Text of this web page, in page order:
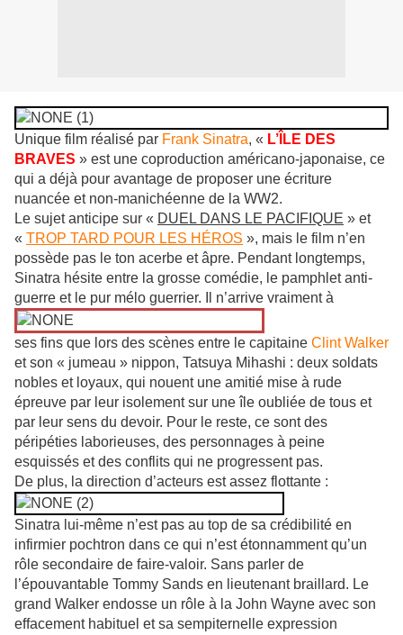
Unique film réalisé par Frank Sinatra, « L’ÎLE DES
BRAVES » est une coproduction américano-japonaise, ce
qui a déjà pour avantage de proposer une écriture
nuancée et non-manichéenne de la WW2.
Le sujet anticipe sur « DUEL DANS LE PACIFIQUE » et
« TROP TARD POUR LES HÉROS », mais le film n’en
possède pas le ton acerbe et âpre. Pendant longtemps,
Sinatra hésite entre la grosse comédie, le pamphlet anti-
guerre et le pur mélo guerrier. Il n’arrive vraiment à
ses fins que lors des scènes entre le capitaine Clint Walker
et son « jumeau » nippon, Tatsuya Mihashi : deux soldats
nobles et loyaux, qui nouent une amitié mise à rude
épreuve par leur isolement sur une île oubliée de tous et
par leur sens du devoir. Pour le reste, ce sont des
péripéties laborieuses, des personnages à peine
esquissés et des conflits qui ne progressent pas.
De plus, la direction d’acteurs est assez flottante :
Sinatra lui-même n’est pas au top de sa crédibilité en
infirmier pochtron dans ce qui n’est étonnamment qu’un
rôle secondaire de faire-valoir. Sans parler de
l’épouvantable Tommy Sands en lieutenant braillard. Le
grand Walker endosse un rôle à la John Wayne avec son
effacement habituel et sa sempiternelle expression